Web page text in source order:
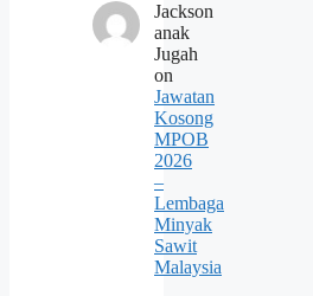
Jackson
anak
Jugah
on
Jawatan
Kosong
MPOB
2026
–
Lembaga
Minyak
Sawit
Malaysia